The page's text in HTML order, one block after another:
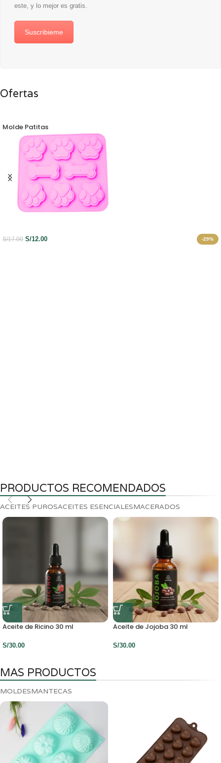
este, y lo mejor es gratis.
Suscribieme
Ofertas
-23%
Molde Corazon Bordeado
S/22.00 S/17.00
PRODUCTOS RECOMENDADOS
ACEITES PUROSACEITES ESENCIALESMACERADOS
Aceite de Ricino 30 ml
S/30.00
Aceite de Jojoba 30 ml
S/30.00
MAS PRODUCTOS
MOLDESMANTECAS